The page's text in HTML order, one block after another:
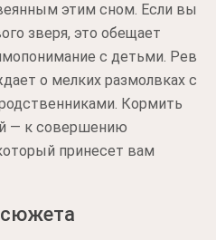
этим сном. Если вы
зверя, это обещает
с детьми. Рев
о мелких размолвках с
Кормить
— к совершению
принесет вам